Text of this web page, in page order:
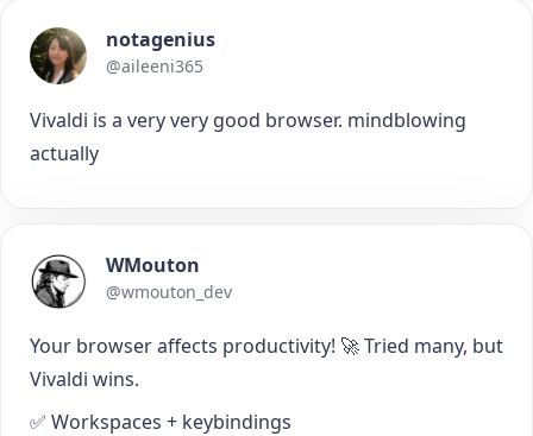
notagenius
@aileeni365
Vivaldi is a very very good browser. mindblowing
actually
WMouton
@wmouton_dev
Your browser affects productivity! 🚀 Tried many, but
Vivaldi wins.
✅ Workspaces + keybindings